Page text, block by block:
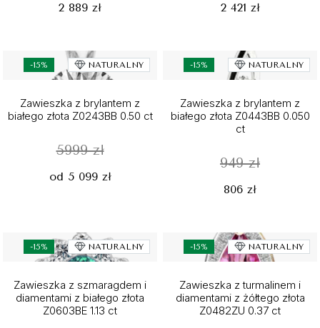
2 889 zł 2 421 zł
-15% NATURALNY
Zawieszka z brylantem z
białego złota Z0243BB 0.50 ct
5999 zł
od 5 099 zł
-15% NATURALNY
Zawieszka z brylantem z
białego złota Z0443BB 0.050
ct
949 zł
806 zł
-15% NATURALNY
Zawieszka z szmaragdem i
diamentami z białego złota
Z0603BE 1.13 ct
-15% NATURALNY
Zawieszka z turmalinem i
diamentami z żółtego złota
Z0482ZU 0.37 ct